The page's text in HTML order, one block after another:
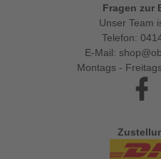
Fragen zur
Unser Team
Telefon:
E-Mail:
Montags -